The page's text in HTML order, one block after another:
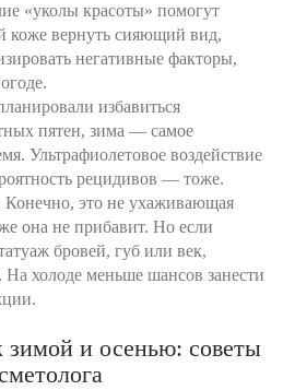
«уколы красоты» помогут
коже вернуть сияющий вид,
негативные факторы,
избавиться
пятен, зима — самое
Ультрафиолетовое воздействие
рецидивов — тоже.
это не ухаживающая
она не прибавит. Но если
бровей, губ или век,
На холоде меньше шансов занести
зимой и осенью: советы